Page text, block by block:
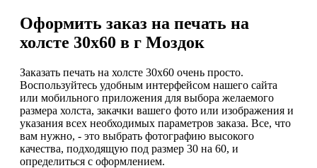
Оформить заказ на печать на
холсте 30х60 в г Моздок
Заказать печать на холсте 30х60 очень просто.
Воспользуйтесь удобным интерфейсом нашего сайта
или мобильного приложения для выбора желаемого
размера холста, закачки вашего фото или изображения и
указания всех необходимых параметров заказа. Все, что
вам нужно, - это выбрать фотографию высокого
качества, подходящую под размер 30 на 60, и
определиться с оформлением.